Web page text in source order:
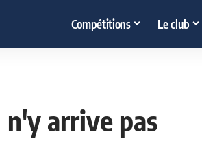
Compétitions Le club
n'y arrive pas